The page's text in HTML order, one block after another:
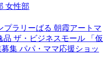
女性部
プラリーばる 朝霞アートマ
品 ザ・ビジネスモール
「仮
集 パパ・ママ応援ショッ